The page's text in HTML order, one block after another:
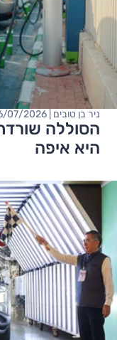
היא איפה
ניר בן טובים | 26/07/2026